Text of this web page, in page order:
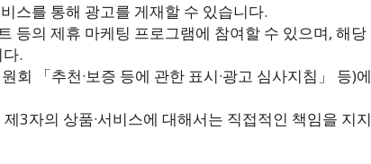
스를 통해 광고를 게재할 수 있습니다.
등의 제휴 마케팅 프로그램에 참여할 수 있으며, 해당
.
회 「추천·보증 등에 관한 표시·광고 심사지침」 등)에
3자의 상품·서비스에 대해서는 직접적인 책임을 지지